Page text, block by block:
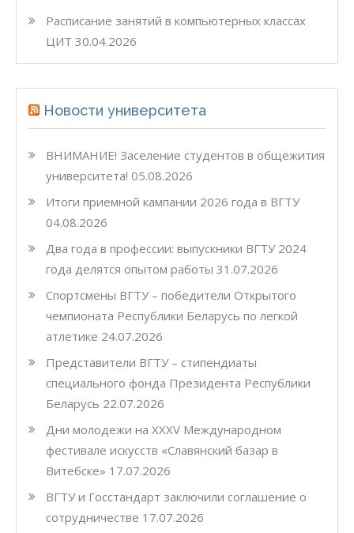
Расписание занятий в компьютерных классах
ЦИТ 30.04.2026
Новости университета
ВНИМАНИЕ! Заселение студентов в общежития
университета! 05.08.2026
Итоги приемной кампании 2026 года в ВГТУ
04.08.2026
Два года в профессии: выпускники ВГТУ 2024
года делятся опытом работы 31.07.2026
Спортсмены ВГТУ – победители Открытого
чемпионата Республики Беларусь по легкой
атлетике 24.07.2026
Представители ВГТУ – стипендиаты
специального фонда Президента Республики
Беларусь 22.07.2026
Дни молодежи на XXXV Международном
фестивале искусств «Славянский базар в
Витебске» 17.07.2026
ВГТУ и Госстандарт заключили соглашение о
сотрудничестве 17.07.2026